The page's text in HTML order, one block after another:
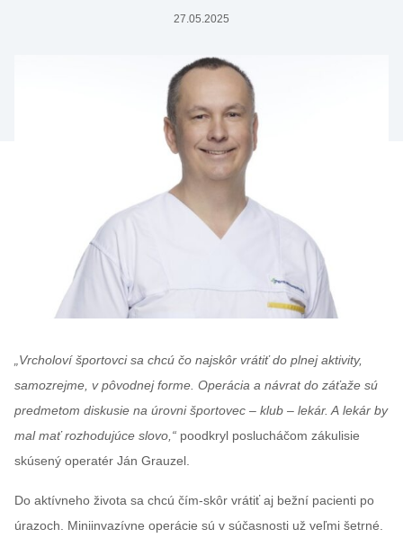
27.05.2025
„Vrcholoví športovci sa chcú čo najskôr vrátiť do plnej aktivity,
samozrejme, v pôvodnej forme. Operácia a návrat do záťaže sú
predmetom diskusie na úrovni športovec – klub – lekár. A lekár by
mal mať rozhodujúce slovo,“ poodkryl poslucháčom zákulisie
skúsený operatér Ján Grauzel.
Do aktívneho života sa chcú čím-skôr vrátiť aj bežní pacienti po
úrazoch. Miniinvazívne operácie sú v súčasnosti už veľmi šetrné.